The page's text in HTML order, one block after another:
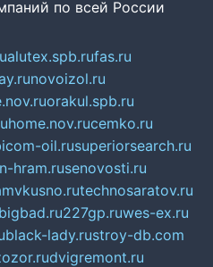
по всей России
alutex.spb.rufas.ru
novoizol.ru
orakul.spb.ru
home.nov.rucemko.ru
oil.rusuperiorsearch.ru
hram.rusenovosti.ru
technosaratov.ru
bigbad.ru227gp.ruwes-ex.ru
black-lady.rustroy-db.com
dvigremont.ru